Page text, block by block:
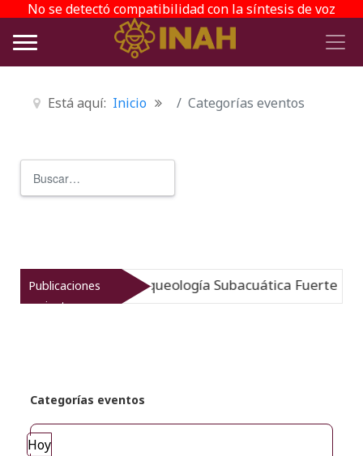
No se detectó compatibilidad con la síntesis de voz
Está aquí: Inicio Categorías eventos
Publicaciones
recientes
Museo de Arqueología Subacuática Fuerte de
Categorías eventos
Hoy